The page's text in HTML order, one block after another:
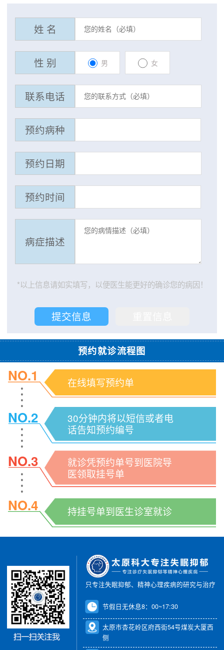
姓 名
性 别 男 女
联系电话
预约病种
预约日期
预约时间
病症描述
*以上信息请如实填写，以便医生能更好的确诊您的病因！
预约就诊流程图
NO.1 在线填写预约单
NO.2
30分钟内将以短信或者电
话告知预约编号
NO.3
就诊凭预约单号到医院导
医领取挂号单
NO.4 持挂号单到医生诊室就诊
只专注失眠抑郁、精神心理疾病的研究与治疗
节假日无休息8：00~17:30
太原市杏花岭区府西街54号煤炭大厦西
侧